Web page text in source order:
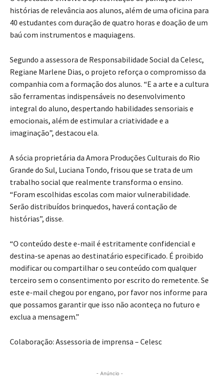
histórias de relevância aos alunos, além de uma oficina para
40 estudantes com duração de quatro horas e doação de um
baú com instrumentos e maquiagens.
Segundo a assessora de Responsabilidade Social da Celesc,
Regiane Marlene Dias, o projeto reforça o compromisso da
companhia com a formação dos alunos. “E a arte e a cultura
são ferramentas indispensáveis no desenvolvimento
integral do aluno, despertando habilidades sensoriais e
emocionais, além de estimular a criatividade e a
imaginação”, destacou ela.
A sócia proprietária da Amora Produções Culturais do Rio
Grande do Sul, Luciana Tondo, frisou que se trata de um
trabalho social que realmente transforma o ensino.
“Foram escolhidas escolas com maior vulnerabilidade.
Serão distribuídos brinquedos, haverá contação de
histórias”, disse.
“O conteúdo deste e-mail é estritamente confidencial e
destina-se apenas ao destinatário especificado. É proibido
modificar ou compartilhar o seu conteúdo com qualquer
terceiro sem o consentimento por escrito do remetente. Se
este e-mail chegou por engano, por favor nos informe para
que possamos garantir que isso não aconteça no futuro e
exclua a mensagem.”
Colaboração: Assessoria de imprensa – Celesc
- Anúncio -